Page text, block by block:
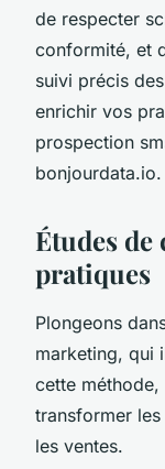
de respecter
conformité, et
suivi précis
enrichir vos
prospection
bonjourdata.io.
Études de
pratiques
Plongeons
marketing, qui
cette méthode,
transformer
les ventes.